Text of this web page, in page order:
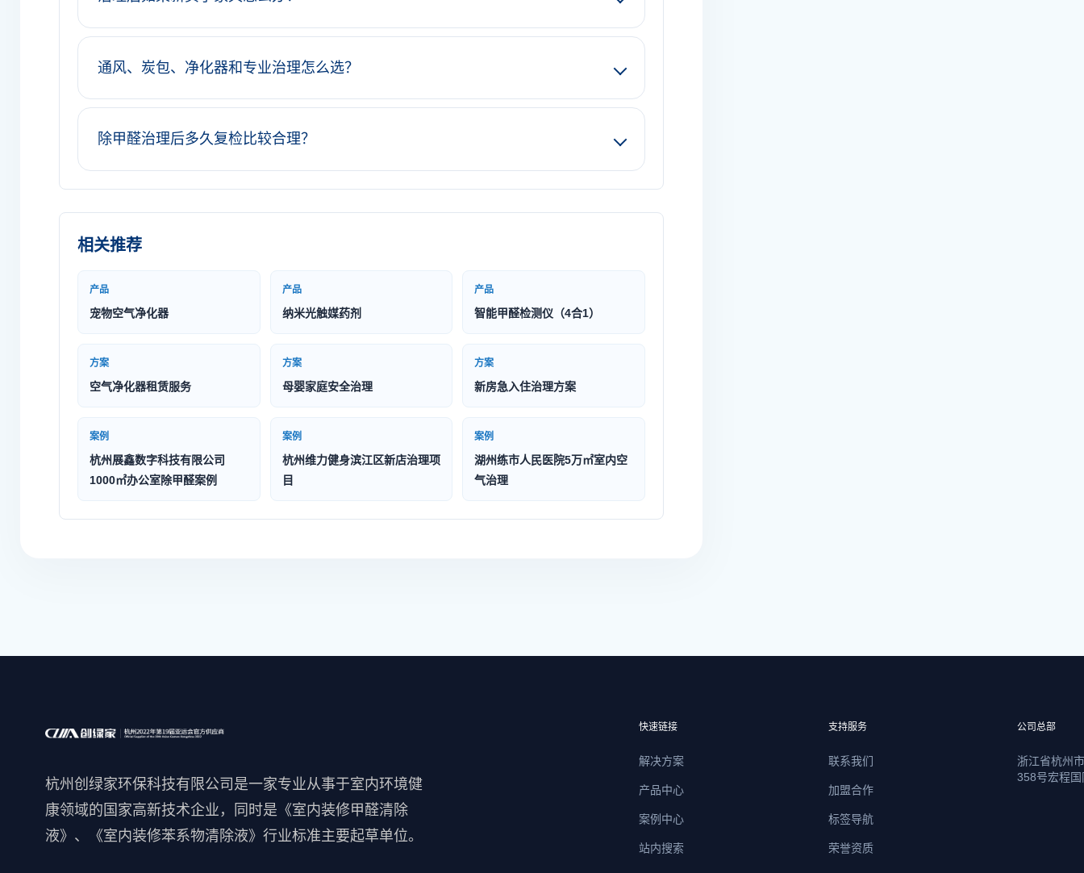
通风、炭包、净化器和专业治理怎么选？
除甲醛治理后多久复检比较合理？
相关推荐
产品
宠物空气净化器
产品
纳米光触媒药剂
产品
智能甲醛检测仪（4合1）
方案
空气净化器租赁服务
方案
母婴家庭安全治理
方案
新房急入住治理方案
案例
杭州展鑫数字科技有限公司
1000㎡办公室除甲醛案例
案例
杭州维力健身滨江区新店治理项
目
案例
湖州练市人民医院5万㎡室内空
气治理
杭州创绿家环保科技有限公司是一家专业从事于室内环境健
康领域的国家高新技术企业，同时是《室内装修甲醛清除
液》、《室内装修苯系物清除液》行业标准主要起草单位。
快速链接
解决方案
产品中心
案例中心
站内搜索
支持服务
联系我们
加盟合作
标签导航
荣誉资质
公司总部
浙江省杭州
358号宏程